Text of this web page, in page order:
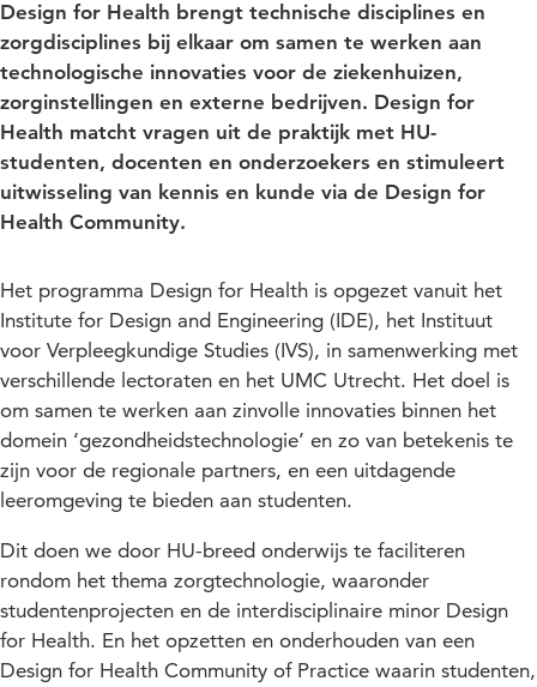
Design for Health brengt technische disciplines en
zorgdisciplines bij elkaar om samen te werken aan
technologische innovaties voor de ziekenhuizen,
zorginstellingen en externe bedrijven. Design for
Health matcht vragen uit de praktijk met HU-
studenten, docenten en onderzoekers en stimuleert
uitwisseling van kennis en kunde via de Design for
Health Community.
Het programma Design for Health is opgezet vanuit het
Institute for Design and Engineering (IDE), het Instituut
voor Verpleegkundige Studies (IVS), in samenwerking met
verschillende lectoraten en het UMC Utrecht. Het doel is
om samen te werken aan zinvolle innovaties binnen het
domein ‘gezondheidstechnologie’ en zo van betekenis te
zijn voor de regionale partners, en een uitdagende
leeromgeving te bieden aan studenten.
Dit doen we door HU-breed onderwijs te faciliteren
rondom het thema zorgtechnologie, waaronder
studentenprojecten en de interdisciplinaire minor Design
for Health. En het opzetten en onderhouden van een
Design for Health Community of Practice waarin studenten,